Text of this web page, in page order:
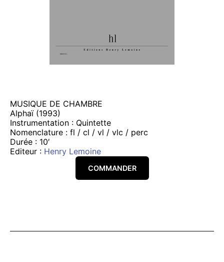
MUSIQUE DE CHAMBRE
Alphaï (1993)
Instrumentation : Quintette
Nomenclature : fl / cl / vl / vlc / perc
Durée : 10′
Editeur : Henry Lemoine
COMMANDER